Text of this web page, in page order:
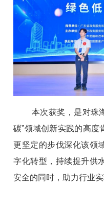
本次获奖，是对珠海
碳”领域创新实践的高度
更坚定的步伐深化该领
字化转型，持续提升供
安全的同时，助力行业实